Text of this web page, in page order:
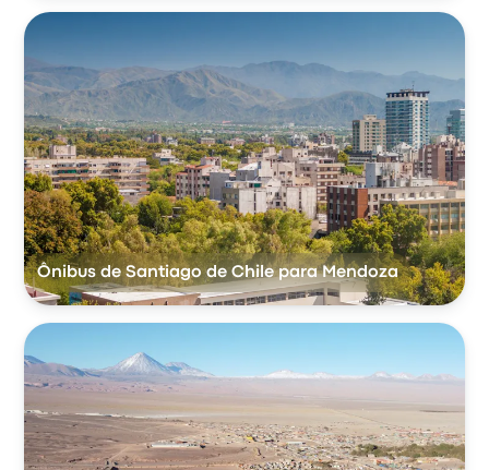
Ônibus de Santiago de Chile para Mendoza